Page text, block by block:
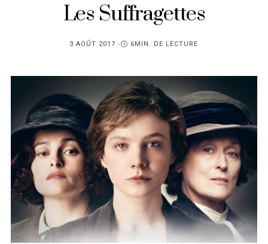
Les Suffragettes
PUBLIÉ
3 AOÛT 2017 6MIN. DE LECTURE